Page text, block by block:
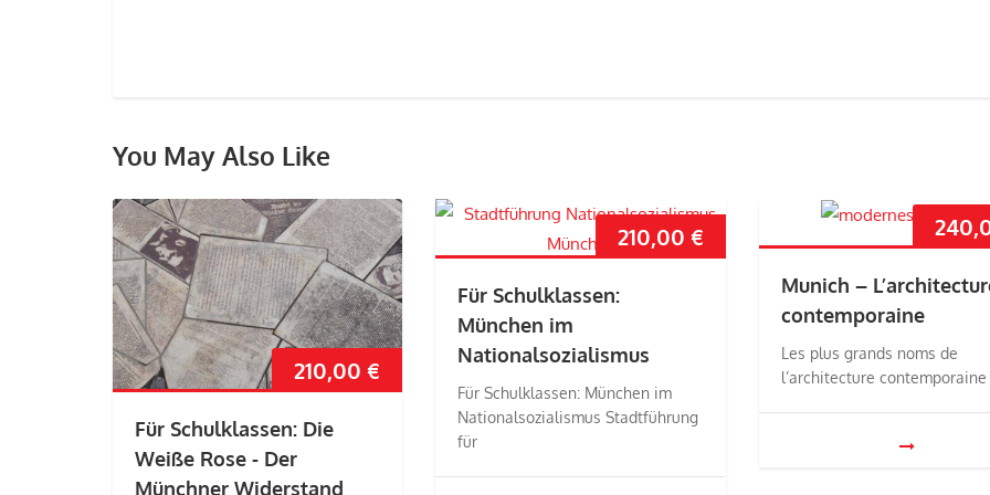
You May Also Like
210,00€
Für Schulklassen: Die
Weiße Rose - Der
Münchner Widerstand
210,00 €
Für Schulklassen:
München im
Nationalsozialismus
Für Schulklassen: München im
Nationalsozialismus Stadtführung
für
Munich –
contemporaine
Les plus grands noms de
l’architecture contemporaine